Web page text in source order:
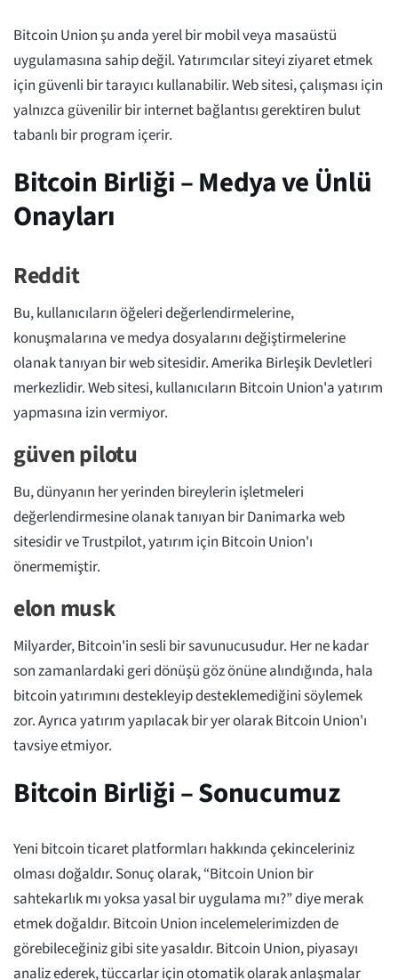
Bitcoin Union şu anda yerel bir mobil veya masaüstü
uygulamasına sahip değil. Yatırımcılar siteyi ziyaret etmek
için güvenli bir tarayıcı kullanabilir. Web sitesi, çalışması için
yalnızca güvenilir bir internet bağlantısı gerektiren bulut
tabanlı bir program içerir.
Bitcoin Birliği – Medya ve Ünlü
Onayları
Reddit
Bu, kullanıcıların öğeleri değerlendirmelerine,
konuşmalarına ve medya dosyalarını değiştirmelerine
olanak tanıyan bir web sitesidir. Amerika Birleşik Devletleri
merkezlidir. Web sitesi, kullanıcıların Bitcoin Union'a yatırım
yapmasına izin vermiyor.
güven pilotu
Bu, dünyanın her yerinden bireylerin işletmeleri
değerlendirmesine olanak tanıyan bir Danimarka web
sitesidir ve Trustpilot, yatırım için Bitcoin Union'ı
önermemiştir.
elon musk
Milyarder, Bitcoin'in sesli bir savunucusudur. Her ne kadar
son zamanlardaki geri dönüşü göz önüne alındığında, hala
bitcoin yatırımını destekleyip desteklemediğini söylemek
zor. Ayrıca yatırım yapılacak bir yer olarak Bitcoin Union'ı
tavsiye etmiyor.
Bitcoin Birliği – Sonucumuz
Yeni bitcoin ticaret platformları hakkında çekinceleriniz
olması doğaldır. Sonuç olarak, “Bitcoin Union bir
sahtekarlık mı yoksa yasal bir uygulama mı?” diye merak
etmek doğaldır. Bitcoin Union incelemelerimizden de
görebileceğiniz gibi site yasaldır. Bitcoin Union, piyasayı
analiz ederek, tüccarlar için otomatik olarak anlaşmalar